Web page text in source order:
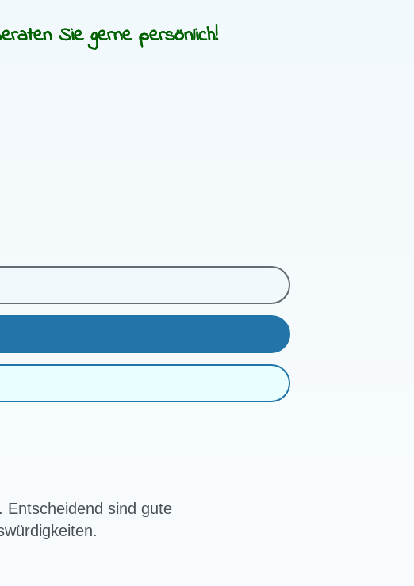
Sie gerne persönlich!
Entscheidend sind gute